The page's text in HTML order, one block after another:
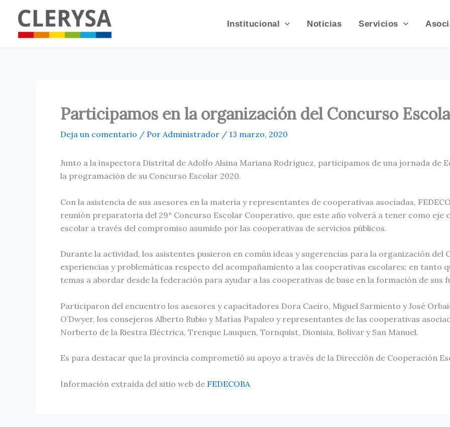
contenido
Institucional Noticias Servicios
Participamos en la organización del Concurso
Deja un comentario / Por Administrador / 13 marzo, 2020
Junto a la inspectora Distrital de Adolfo Alsina Mariana Rodríguez, participamos de una jornada de
la programación de su Concurso Escolar 2020.
Con la asistencia de sus asesores en la materia y representantes de cooperativas asociadas,
reunión preparatoria del 29° Concurso Escolar Cooperativo, que este año volverá a tener como
escolar a través del compromiso asumido por las cooperativas de servicios públicos.
Durante la actividad, los asistentes pusieron en común ideas y sugerencias para la organización
experiencias y problemáticas respecto del acompañamiento a las cooperativas escolares; en tanto
temas a abordar desde la federación para ayudar a las cooperativas de base en la formación de sus
Participaron del encuentro los asesores y capacitadores Dora Caeiro, Miguel Sarmiento y José
O’Dwyer, los consejeros Alberto Rubio y Matías Papaleo y representantes de las cooperativas
Norberto de la Riestra Eléctrica, Trenque Lauquen, Tornquist, Dionisia, Bolívar y San Manuel.
Es para destacar que la provincia comprometió su apoyo a través de la Dirección de Cooperación
Información extraída del sitio web de FEDECOBA